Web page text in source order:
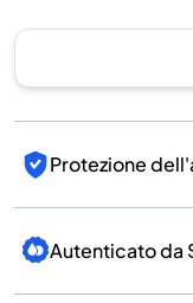
Protezione
Autenticato da